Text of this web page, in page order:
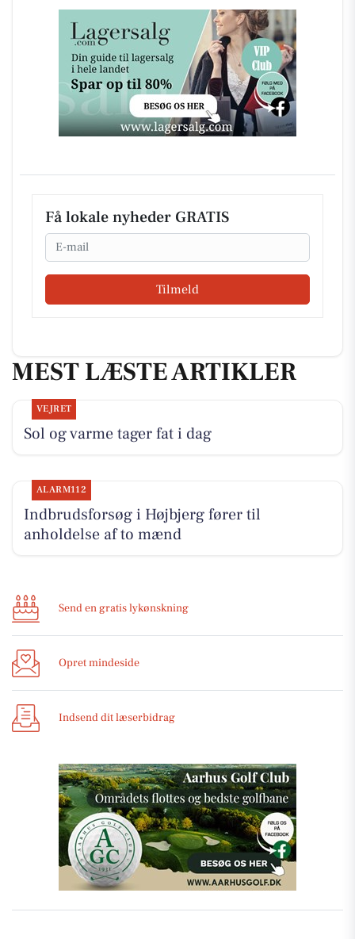
Få lokale nyheder GRATIS
Email
Tilmeld
MEST LÆSTE ARTIKLER
VEJRET
Sol og varme tager fat i dag
ALARM112
Indbrudsforsøg i Højbjerg fører til
anholdelse af to mænd
Send en gratis lykønskning
Opret mindeside
Indsend dit læserbidrag